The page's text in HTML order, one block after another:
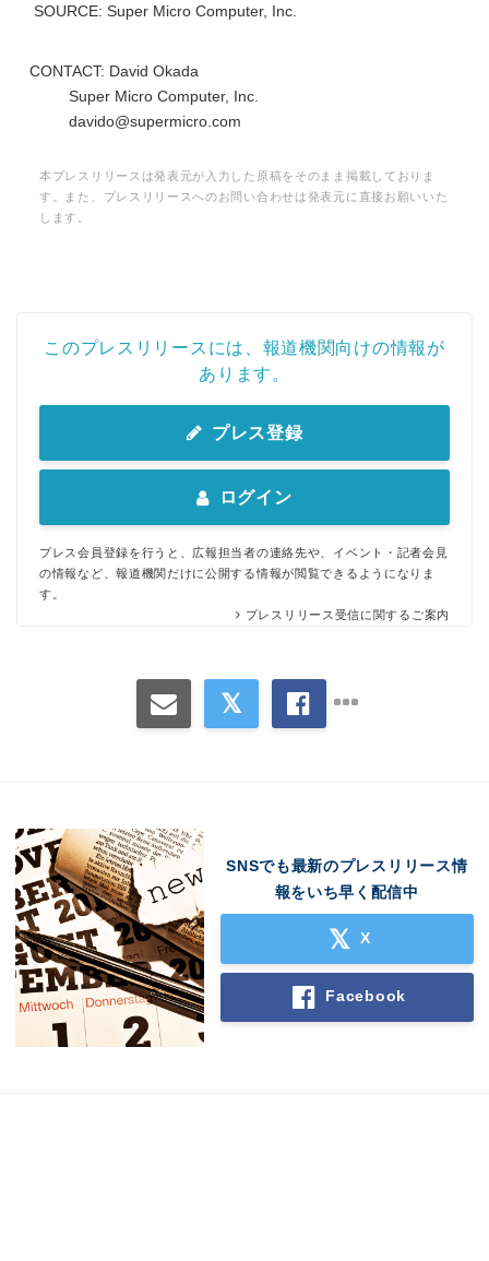
SOURCE: Super Micro Computer, Inc.
CONTACT: David Okada
Super Micro Computer, Inc.
davido@supermicro.com
本プレスリリースは発表元が入力した原稿をそのまま掲載しておりま
す。また、プレスリリースへのお問い合わせは発表元に直接お願いいた
します。
このプレスリリースには、報道機関向けの情報が
あります。
プレス登録
ログイン
プレス会員登録を行うと、広報担当者の連絡先や、イベント・記者会見
の情報など、報道機関だけに公開する情報が閲覧できるようになりま
す。
プレスリリース受信に関するご案内
SNSでも最新のプレスリリース情
報をいち早く配信中
X
Facebook
English